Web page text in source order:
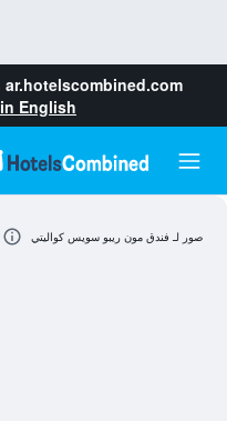
ar.hotelscombined.com
English
صور لـ فندق مون ريبو سويس كواليتي